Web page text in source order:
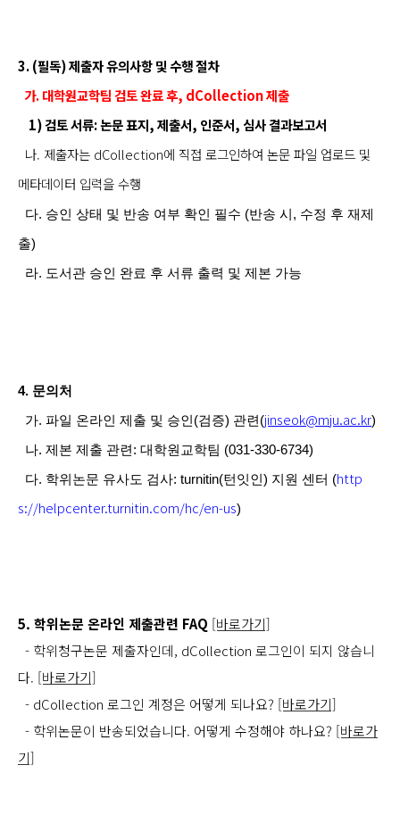
3. (필독) 제출자 유의사항 및 수행 절차
가. 대학원교학팀 검토 완료 후, dCollection제출
1) 검토 서류: 논문 표지, 제출서, 인준서, 심사 결과보고서
나. 제출자는 dCollection에 직접 로그인하여 논문 파일 업로드 및
메타데이터 입력을 수행
다. 승인 상태 및 반송 여부 확인 필수 (반송 시, 수정 후 재제
출)
라. 도서관 승인 완료 후 서류 출력 및 제본 가능
4. 문의처
가. 파일 온라인 제출 및 승인(검증) 관련 (jinseok@mju.ac.kr)
나. 제본 제출 관련: 대학원교학팀 (031-330-6734)
다. 학위논문 유사도 검사: turnitin(턴잇인) 지원 센터 (http
s://helpcenter.turnitin.com/hc/en-us)
5. 학위논문 온라인 제출관련 FAQ [바로가기]
- 학위청구논문 제출자인데, dCollection 로그인이 되지 않습니
다. [바로가기]
- dCollection 로그인 계정은 어떻게 되나요? [바로가기]
- 학위논문이 반송되었습니다. 어떻게 수정해야 하나요? [바로가
기]